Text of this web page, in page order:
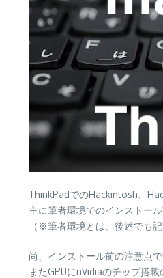
ThinkPadでのHackintosh、
主に筆者環境でのインストー
（※筆者環境とは、後述でも
尚、インストール前の注意点
またGPUにnVidiaのチップ搭